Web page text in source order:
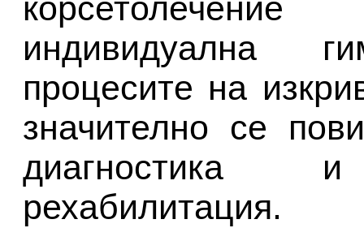
индивидуална
процесите на
значително се
диагностика
рехабилитация.